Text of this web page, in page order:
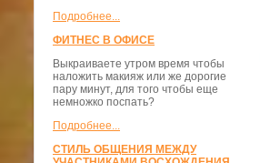
Подробнее...
ФИТНЕС В ОФИСЕ
Выкраиваете утром время чтобы
наложить макияж или же дорогие
пару минут, для того чтобы еще
немножко поспать?
Подробнее...
СТИЛЬ ОБЩЕНИЯ МЕЖДУ